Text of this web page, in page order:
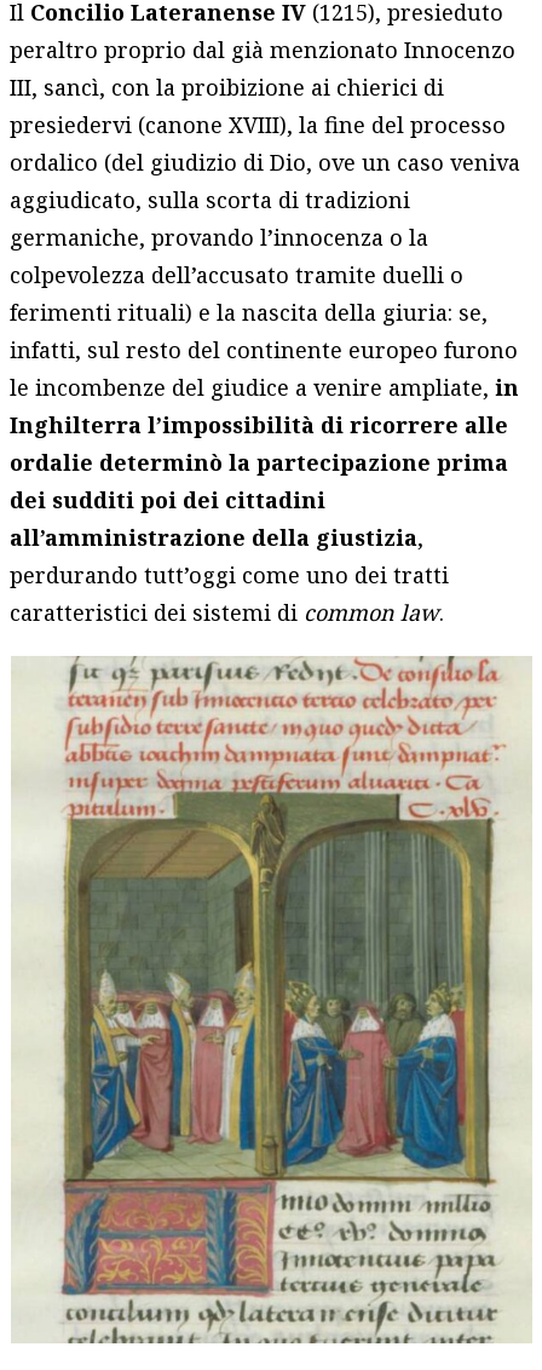
Il Concilio Lateranense IV (1215), presieduto
peraltro proprio dal già menzionato Innocenzo
III, sancì, con la proibizione ai chierici di
presiedervi (canone XVIII), la fine del processo
ordalico (del giudizio di Dio, ove un caso veniva
aggiudicato, sulla scorta di tradizioni
germaniche, provando l’innocenza o la
colpevolezza dell’accusato tramite duelli o
ferimenti rituali) e la nascita della giuria: se,
infatti, sul resto del continente europeo furono
le incombenze del giudice a venire ampliate, in
Inghilterra l’impossibilità di ricorrere alle
ordalie determinò la partecipazione prima
dei sudditi poi dei cittadini
all’amministrazione della giustizia,
perdurando tutt’oggi come uno dei tratti
caratteristici dei sistemi di common law.